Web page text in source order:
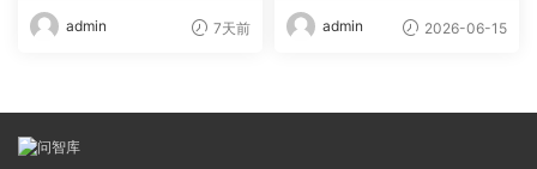
admin 7天前 admin 2026-06-15